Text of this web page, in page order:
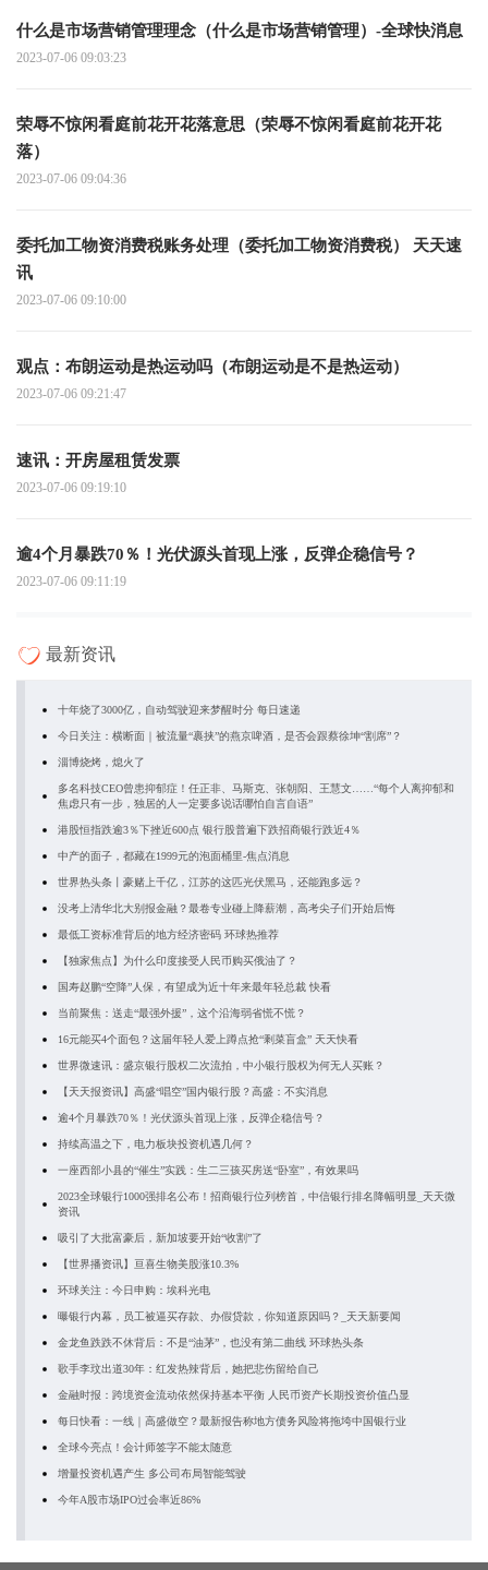
什么是市场营销管理理念（什么是市场营销管理）-全球快消息
2023-07-06 09:03:23
荣辱不惊闲看庭前花开花落意思（荣辱不惊闲看庭前花开花
落）
2023-07-06 09:04:36
委托加工物资消费税账务处理（委托加工物资消费税） 天天速
讯
2023-07-06 09:10:00
观点：布朗运动是热运动吗（布朗运动是不是热运动）
2023-07-06 09:21:47
速讯：开房屋租赁发票
2023-07-06 09:19:10
逾4个月暴跌70％！光伏源头首现上涨，反弹企稳信号？
2023-07-06 09:11:19
最新资讯
十年烧了3000亿，自动驾驶迎来梦醒时分 每日速递
今日关注：横断面｜被流量“裹挟”的燕京啤酒，是否会跟蔡徐坤“割席”？
淄博烧烤，熄火了
多名科技CEO曾患抑郁症！任正非、马斯克、张朝阳、王慧文……“每个人离抑郁和
焦虑只有一步，独居的人一定要多说话哪怕自言自语”
港股恒指跌逾3％下挫近600点 银行股普遍下跌招商银行跌近4％
中产的面子，都藏在1999元的泡面桶里-焦点消息
世界热头条丨豪赌上千亿，江苏的这匹光伏黑马，还能跑多远？
没考上清华北大别报金融？最卷专业碰上降薪潮，高考尖子们开始后悔
最低工资标准背后的地方经济密码 环球热推荐
【独家焦点】为什么印度接受人民币购买俄油了？
国寿赵鹏“空降”人保，有望成为近十年来最年轻总裁 快看
当前聚焦：送走“最强外援”，这个沿海弱省慌不慌？
16元能买4个面包？这届年轻人爱上蹲点抢“剩菜盲盒” 天天快看
世界微速讯：盛京银行股权二次流拍，中小银行股权为何无人买账？
【天天报资讯】高盛“唱空”国内银行股？高盛：不实消息
逾4个月暴跌70％！光伏源头首现上涨，反弹企稳信号？
持续高温之下，电力板块投资机遇几何？
一座西部小县的“催生”实践：生二三孩买房送“卧室”，有效果吗
2023全球银行1000强排名公布！招商银行位列榜首，中信银行排名降幅明显_天天微
资讯
吸引了大批富豪后，新加坡要开始“收割”了
【世界播资讯】亘喜生物美股涨10.3%
环球关注：今日申购：埃科光电
曝银行内幕，员工被逼买存款、办假贷款，你知道原因吗？_天天新要闻
金龙鱼跌跌不休背后：不是“油茅”，也没有第二曲线 环球热头条
歌手李玟出道30年：红发热辣背后，她把悲伤留给自己
金融时报：跨境资金流动依然保持基本平衡 人民币资产长期投资价值凸显
每日快看：一线｜高盛做空？最新报告称地方债务风险将拖垮中国银行业
全球今亮点！会计师签字不能太随意
增量投资机遇产生 多公司布局智能驾驶
今年A股市场IPO过会率近86%